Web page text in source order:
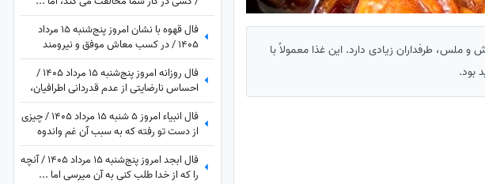
ملس، طرفداران زیادی دارد. این غذا معمولاً با
بود.
فال قهوه با نشان امروز پنج‌شنبه 15 مرداد
1405 / در کسب معاش موفق و نیرومند
هستید و بر دشمنان غلبه می‌کنید مخصوصا
بر ...
فال روزانه امروز پنج‌شنبه 15 مرداد 1405 /
احساس نارضایتی از عدم قدردانی اطرافیان،
امری طبیعی است، اما ...
فال انبیاء امروز 5 شنبه 15 مرداد 1405 / چیزی
از دست تو رفته که به سبب آن غم واندوه
می‌خوری، اما ...
فال ابجد امروز پنج‌شنبه 15 مرداد 1405 / آنچه
را که از خدا طلب کنی به آن میرسی اما ...